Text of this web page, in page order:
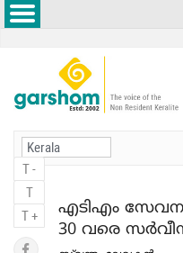
T -
T
T +
എടിഎം
30 വരെ